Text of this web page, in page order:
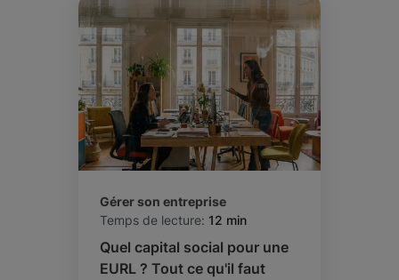
Gérer son entreprise
Temps de lecture: 12 min
Quel capital social pour une
EURL ? Tout ce qu'il faut